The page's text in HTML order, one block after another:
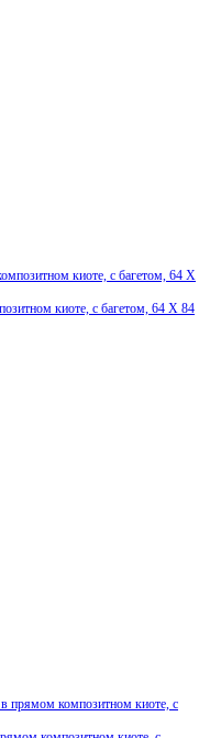
киоте, с багетом, 64 Х 84